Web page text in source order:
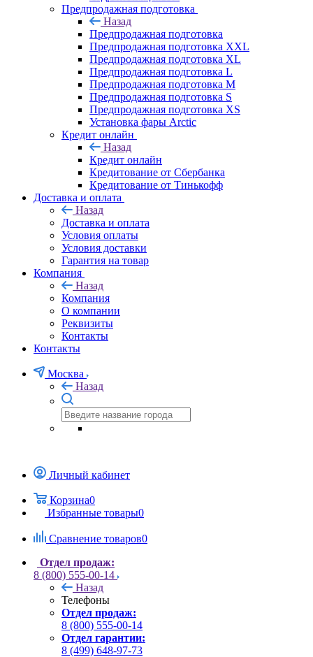
Предпродажная подготовка
Назад
Предпродажная подготовка
Предпродажная подготовка XXL
Предпродажная подготовка XL
Предпродажная подготовка L
Предпродажная подготовка M
Предпродажная подготовка S
Предпродажная подготовка XS
Установка фары Arctic
Кредит онлайн
Назад
Кредит онлайн
Кредитование от Сбербанка
Кредитование от Тинькофф
Доставка и оплата
Назад
Доставка и оплата
Условия оплаты
Условия доставки
Гарантия на товар
Компания
Назад
Компания
О компании
Реквизиты
Контакты
Контакты
Москва
Назад
Личный кабинет
Корзина0
Избранные товары0
Сравнение товаров0
Отдел продаж:
8 (800) 555-00-14
Назад
Телефоны
Отдел продаж:
8 (800) 555-00-14
Отдел гарантии:
8 (499) 648-97-73